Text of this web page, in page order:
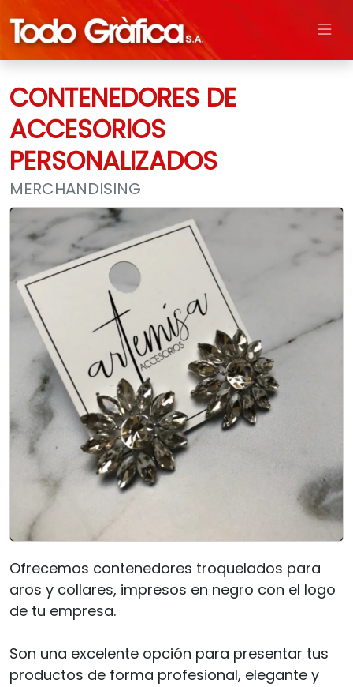
CONTENEDORES DE
ACCESORIOS
PERSONALIZADOS
MERCHANDISING
Ofrecemos contenedores troquelados para
aros y collares, impresos en negro con el logo
de tu empresa.
Son una excelente opción para presentar tus
productos de forma profesional, elegante y